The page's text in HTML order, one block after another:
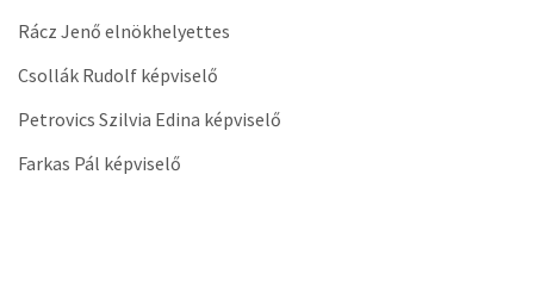
Rácz Jenő elnökhelyettes
Csollák Rudolf képviselő
Petrovics Szilvia Edina képviselő
Farkas Pál képviselő